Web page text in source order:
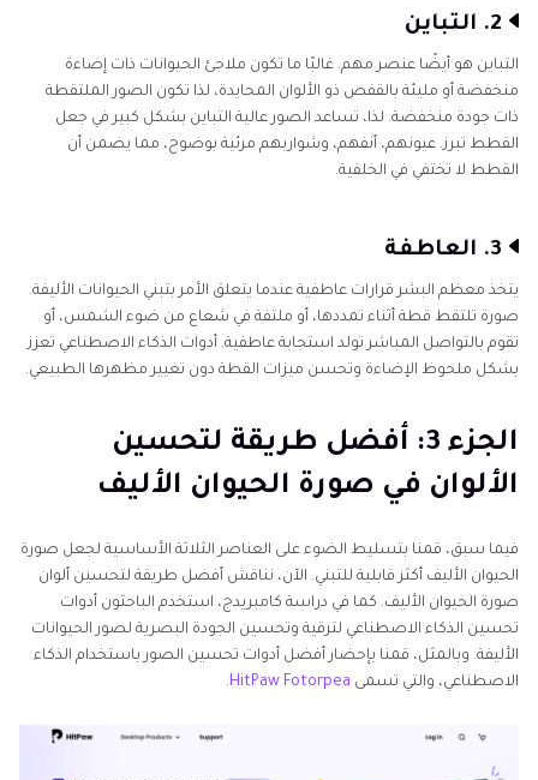
2. التباين
التباين هو أيضًا عنصر مهم. غالبًا ما تكون ملاجئ الحيوانات ذات إضاءة
منخفضة أو مليئة بالقفص ذو الألوان المحايدة، لذا تكون الصور الملتقطة
ذات جودة منخفضة. لذا، تساعد الصور عالية التباين بشكل كبير في جعل
القطط تبرز. عيونهم، أنفهم، وشواربهم مرئية بوضوح، مما يضمن أن
القطط لا تختفي في الخلفية.
3. العاطفة
يتخذ معظم البشر قرارات عاطفية عندما يتعلق الأمر بتبني الحيوانات الأليفة.
صورة تلتقط قطة أثناء تمددها، أو ملتفة في شعاع من ضوء الشمس، أو
تقوم بالتواصل المباشر تولد استجابة عاطفية. أدوات الذكاء الاصطناعي تعزز
بشكل ملحوظ الإضاءة وتحسن ميزات القطة دون تغيير مظهرها الطبيعي.
الجزء 3: أفضل طريقة لتحسين
الألوان في صورة الحيوان الأليف
فيما سبق، قمنا بتسليط الضوء على العناصر الثلاثة الأساسية لجعل صورة
الحيوان الأليف أكثر قابلية للتبني. الآن، نناقش أفضل طريقة لتحسين ألوان
صورة الحيوان الأليف. كما في دراسة كامبريدج، استخدم الباحثون أدوات
تحسين الذكاء الاصطناعي لترقية وتحسين الجودة البصرية لصور الحيوانات
الأليفة. وبالمثل، قمنا بإحضار أفضل أدوات تحسين الصور باستخدام الذكاء
الاصطناعي، والتي تسمى HitPaw Fotorpea
.